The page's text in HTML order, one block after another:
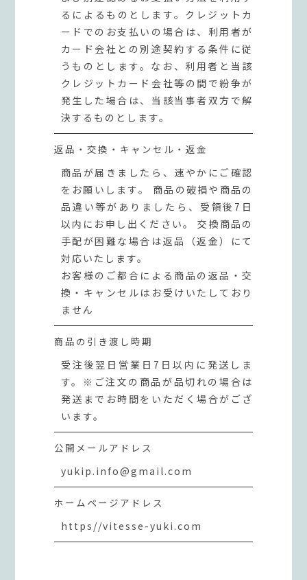
るによるものとします。クレジットカ
ードでのお支払いの場合は、利用者が
カード会社との別途契約する条件に従
うものとします。なお、利用者と当該
クレジットカード会社等の間で紛争が
発生した場合は、当該当事者双方で解
決するものとします。
返品・交換・キャンセル・返金
商品が届きましたら、速やかにご確認
をお願いします。 商品の破損や商品の
品違い等がありましたら、受領後7日
以内にお申し出ください。 交換商品の
手配が困難な場合は返品（返金）にて
対応いたします。
お客様のご都合による商品の返品・交
換・キャンセルはお受けいたしており
ません
商品の引き渡し時期
受注後翌日営業日7日以内に発送しま
す。※ご注文の商品が品切れの場合は
発送までお時間をいただく場合がござ
います。
公開メールアドレス
yukip.info@gmail.com
ホームページアドレス
https//vitesse-yuki.com